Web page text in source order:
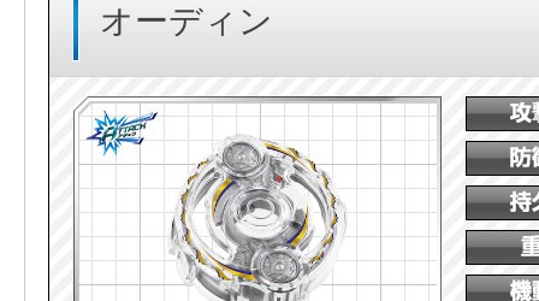
オーディン